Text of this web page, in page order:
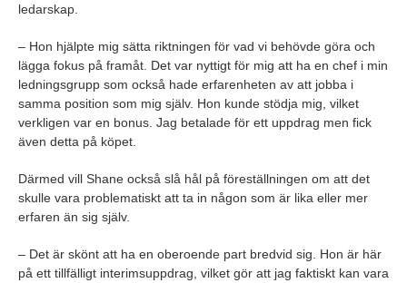
ledarskap.
– Hon hjälpte mig sätta riktningen för vad vi behövde göra och
lägga fokus på framåt. Det var nyttigt för mig att ha en chef i min
ledningsgrupp som också hade erfarenheten av att jobba i
samma position som mig själv. Hon kunde stödja mig, vilket
verkligen var en bonus. Jag betalade för ett uppdrag men fick
även detta på köpet.
Därmed vill Shane också slå hål på föreställningen om att det
skulle vara problematiskt att ta in någon som är lika eller mer
erfaren än sig själv.
– Det är skönt att ha en oberoende part bredvid sig. Hon är här
på ett tillfälligt interimsuppdrag, vilket gör att jag faktiskt kan vara